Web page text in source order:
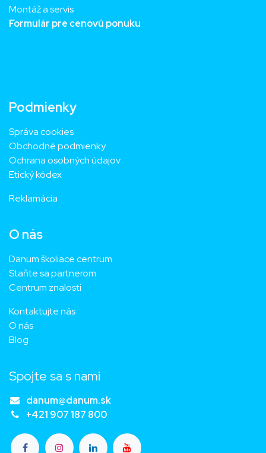
Montáž a servis
Formulár pre cenovú ponuku
Podmienky
Správa cookies
Obchodné podmienky
Ochrana osobných údajov
Etický kódex
Reklamácia
O nás
Danum školiace centrum
Staňte sa partnerom
Centrum znalosti
Kontaktujte nás
O nás
Blog
Spojte sa s nami
danum@danum.sk
+421 907 187 800